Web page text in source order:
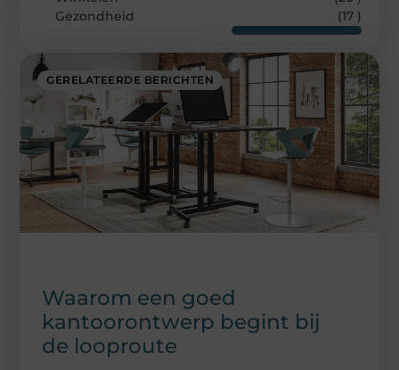
GERELATEERDE BERICHTEN
Waarom een goed
kantoorontwerp begint bij
de looproute
Gezondheid
(17 )